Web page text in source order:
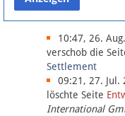
Datenschutz
Über Lobbypedia
Impressum
10:47, 26.
verschob die
Settlement
09:21, 27. Jul.
löschte Seite
International